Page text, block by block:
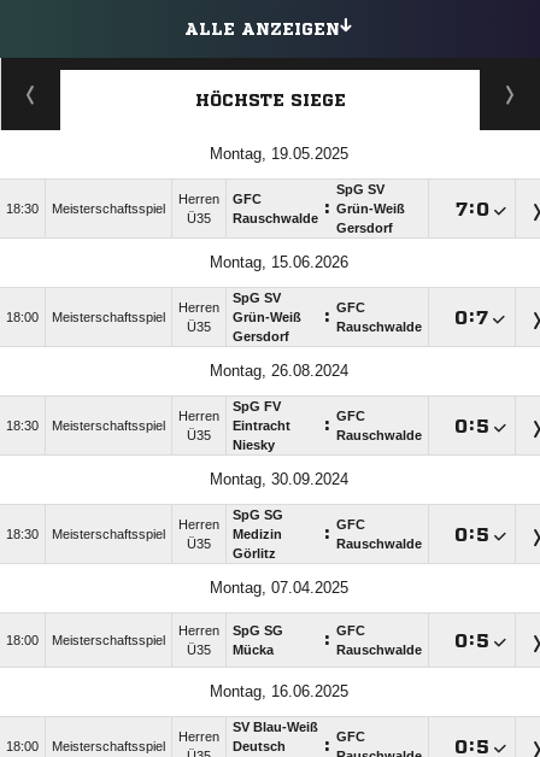
ALLE ANZEIGEN
HÖCHSTE SIEGE
Montag, 19.05.2025
18:30 Meisterschaftsspiel
Herren
Ü35
GFC
Rauschwalde :
SpG SV
Grün-Weiß
Gersdorf
:
Montag, 15.06.2026
18:00 Meisterschaftsspiel
Herren
Ü35
SpG SV
Grün-Weiß
Gersdorf
: GFC
Rauschwalde
:
Montag, 26.08.2024
18:30 Meisterschaftsspiel
Herren
Ü35
SpG FV
Eintracht
Niesky
: GFC
Rauschwalde
:
Montag, 30.09.2024
18:30 Meisterschaftsspiel
Herren
Ü35
SpG SG
Medizin
Görlitz
: GFC
Rauschwalde
:
Montag, 07.04.2025
18:00 Meisterschaftsspiel
Herren
Ü35
SpG SG
Mücka
: GFC
Rauschwalde
:
Montag, 16.06.2025
18:00 Meisterschaftsspiel
Herren
SV Blau-Weiß
Deutsch
: GFC
: